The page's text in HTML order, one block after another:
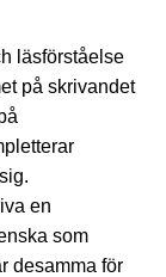
läsförståelse
på skrivandet
en
som
desamma för